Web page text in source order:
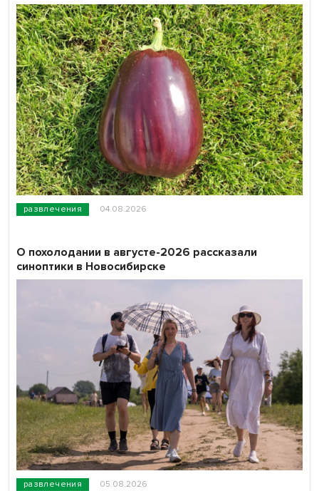
развлечения 04.08.2026
развлечения 05.08.2026
О похолодании в августе-2026 рассказали
синоптики в Новосибирске